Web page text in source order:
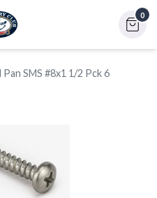
0
SMS #8x1 1/2 Pck 6